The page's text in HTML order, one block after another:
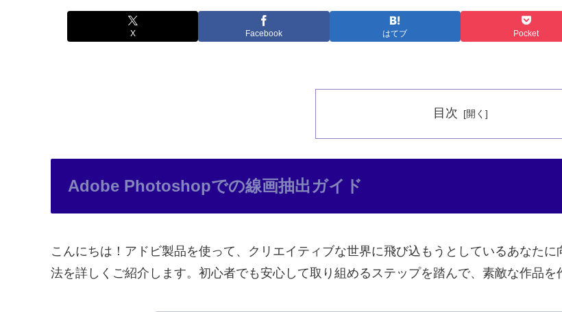
X Facebook はてブ Pocket
目次
Adobe Photoshopでの線画抽出ガイド
こんにちは！アドビ製品を使って、クリエイティブな世界に飛び込もうとしているあなたに
法を詳しくご紹介します。初心者でも安心して取り組めるステップを踏んで、素敵な作品を